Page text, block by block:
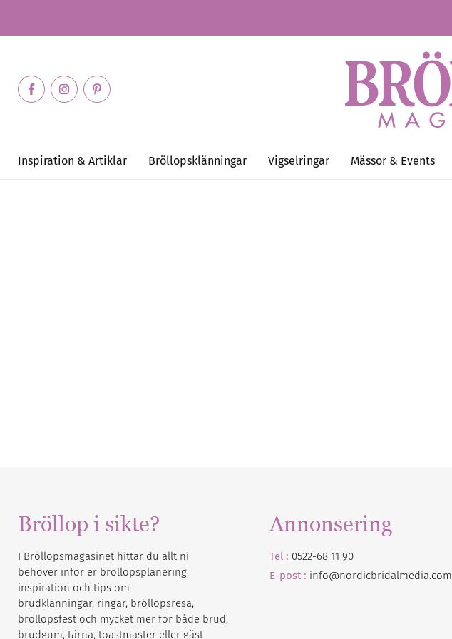
Inspiration & Artiklar Bröllopsklänningar Vigselringar Mässor & Events
Bröllop i sikte?
I Bröllopsmagasinet hittar du allt ni
behöver inför er bröllopsplanering:
inspiration och tips om
brudklänningar, ringar, bröllopsresa,
bröllopsfest och mycket mer för både brud,
brudgum, tärna, toastmaster eller gäst.
Annonsering
Tel : 0522-68 11 90
E-post : info@nordicbridalmedia.com